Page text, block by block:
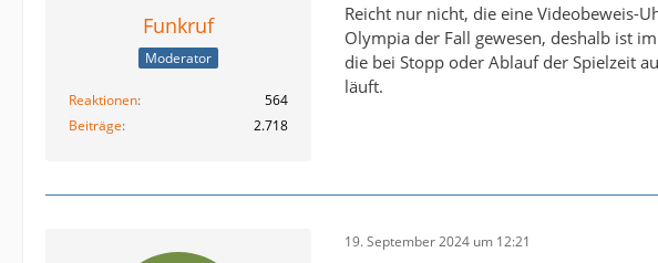
Funkruf
Moderator
Reaktionen
564
Beiträge
2.718
Reicht nur nicht, die eine Videobeweis-
Olympia der Fall gewesen, deshalb ist
die bei Stopp oder Ablauf der Spielzeit
läuft.
19. September 2024 um 12:21